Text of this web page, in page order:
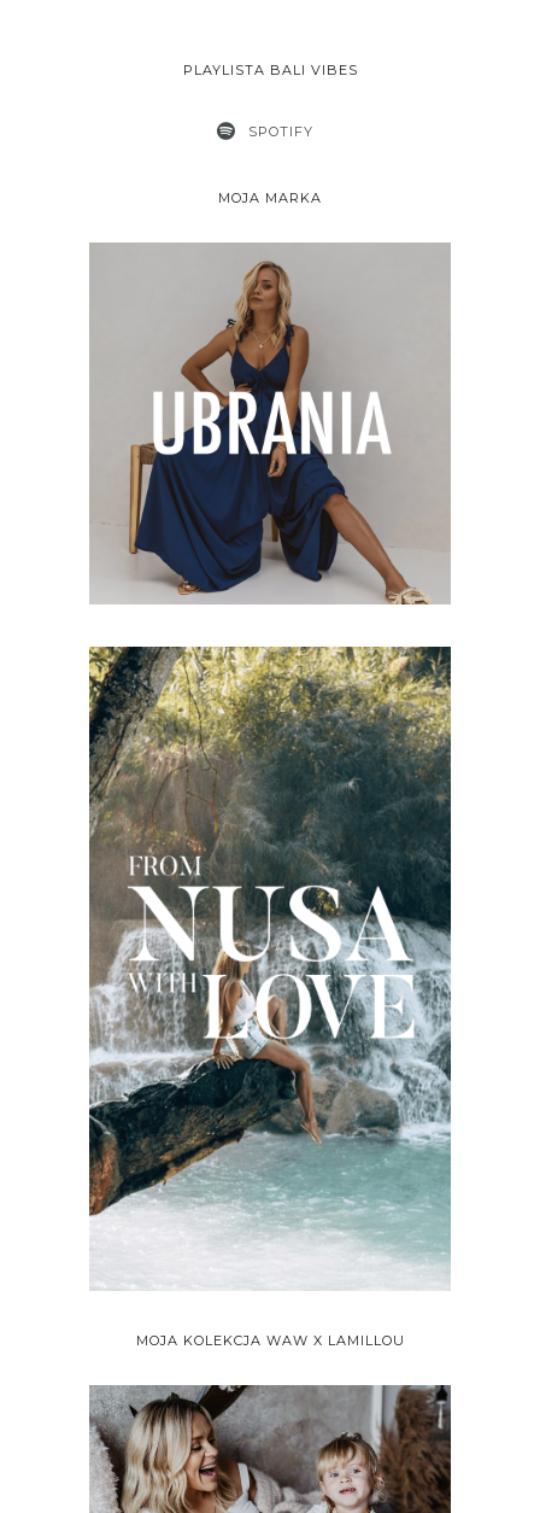
PLAYLISTA BALI VIBES
SPOTIFY
MOJA MARKA
MOJA KOLEKCJA WAW X LAMILLOU